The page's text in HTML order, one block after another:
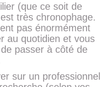
(que ce soit de
très chronophage.
pas énormément
au quotidien et vous
passer à côté de
sur un professionnel